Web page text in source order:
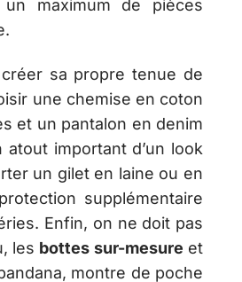
maximum de pièces
sa propre tenue de
une chemise en coton
et un pantalon en denim
important d’un look
un gilet en laine ou en
supplémentaire
Enfin, on ne doit pas
les bottes sur-mesure et
montre de poche